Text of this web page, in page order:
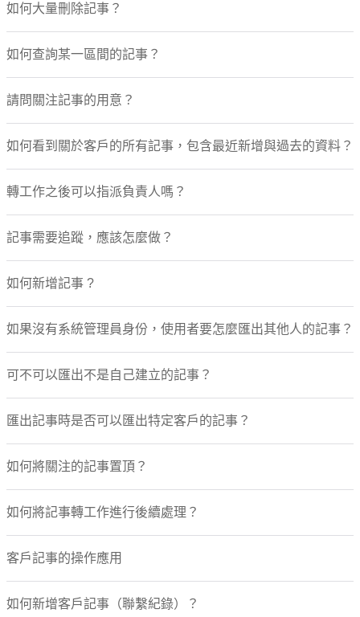
如何大量刪除記事？
如何查詢某一區間的記事？
請問關注記事的用意？
如何看到關於客戶的所有記事，包含最近新增與過去的資料？
轉工作之後可以指派負責人嗎？
記事需要追蹤，應該怎麼做？
如何新增記事 ?
如果沒有系統管理員身份，使用者要怎麼匯出其他人的記事？
可不可以匯出不是自己建立的記事？
匯出記事時是否可以匯出特定客戶的記事？
如何將關注的記事置頂？
如何將記事轉工作進行後續處理？
客戶記事的操作應用
如何新增客戶記事（聯繫紀錄）？